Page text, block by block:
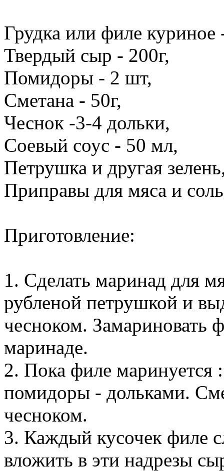
Грудка или филе куриное
Твердый сыр - 200г,
Помидоры - 2 шт,
Сметана - 50г,
Чеснок -3-4 дольки,
Соевый соус - 50 мл,
Петрушка и другая
Приправы для мяса и
Приготовление:
1. Сделать маринад для
рубленой петрушкой и
чесноком. Замариновать
маринаде.
2. Пока филе маринуется
помидоры - дольками.
чесноком.
3. Каждый кусочек филе
вложить в эти надрезы